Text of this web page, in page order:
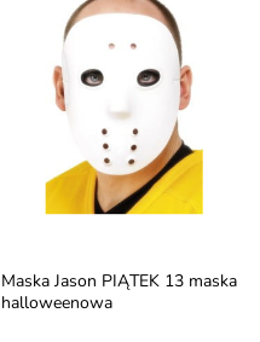
Maska Jason PIĄTEK 13 maska
halloweenowa